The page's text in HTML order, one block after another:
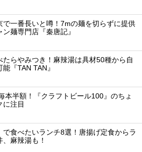
で一番長いと噂！7mの麺を切らずに提供
麺専門店『秦唐記』
たらやみつき！麻辣湯は具材50種から自
『TAN TAN』
本半額！『クラフトビール100』のちょ
に注目
で食べたいランチ8選！唐揚げ定食からラ
麻辣湯も！